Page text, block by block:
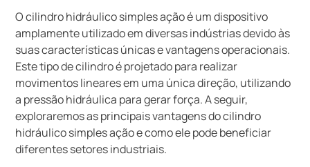
O cilindro hidráulico simples ação é um dispositivo
amplamente utilizado em diversas indústrias devido às
suas características únicas e vantagens operacionais.
Este tipo de cilindro é projetado para realizar
movimentos lineares em uma única direção, utilizando
a pressão hidráulica para gerar força. A seguir,
exploraremos as principais vantagens do cilindro
hidráulico simples ação e como ele pode beneficiar
diferentes setores industriais.